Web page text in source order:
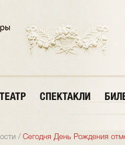
ТЕАТР СПЕКТАКЛИ
/ Сегодня День Рождения